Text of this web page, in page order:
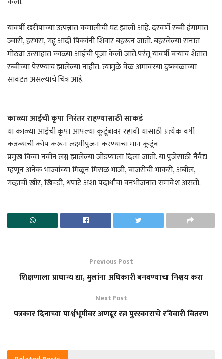
यावर्षी खरीपाच्या उत्पन्नात कमालीची घट झाली आहे. दरवर्षी रब्बी हंगामात
ज्वारी, हरभरा, गहू आदी पिकांनी शिवार बहरून जातो. बहरलेल्या रानात
मोठ्या उत्साहात काळ्या आईची पूजा केली जाते.परंतू यावर्षी बऱ्याच शेतात
रब्बीच्या पेरण्याच झालेल्या नाहीत. त्यामुळे वेळ अमावस्या दुष्काळाच्या
सावटत असल्याचे चित्र आहे.
काळ्या आईची कृपा निरंतर राहण्यासाठी साकडं
या काळ्या आईची कृपा आपल्या कूटूंबावर रहावी यासाठी प्रत्येक वर्षी
कडब्याची कोप करून लक्ष्मीपुजन करण्याचा मान कूटूंब
प्रमुख किवा नवीन लग्न झालेल्या जोडप्याला दिला जातो. या पुजेसाठी नैवैद्य
म्हणून अनेक भाज्यांच्या मिळून मिसळ भाजी, बाजरीची भाकरी, अंबील,
गव्हाची खीर, खिचडी, धपाटे अशा पदार्थांचा वनभोजनात समावेश असतो.
Previous Post
शिक्षणाला प्राधान्य द्या, मुलांना अधिकारी बनवण्याचा निश्चय करा
Next Post
पत्रकार दिनाच्या पार्श्वभूमीवर अणदूर रत्न पुरस्काराचे रविवारी वितरण